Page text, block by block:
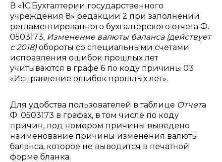
В «1С:Бухгалтерии государственного
учреждения 8» редакции 2 при заполнении
регламентированного бухгалтерского отчета Ф.
0503173, Изменение валюты баланса (действует
с 2018)обороты со специальными счетами
исправления ошибок прошлых лет
учитываются в графе 6 по коду причины 03
«Исправление ошибок прошлых лет».
Для удобства пользователей в таблице Отчета
Ф. 0503173 в графах, в том числе по коду
причин, под номером причины выведено
наименование причины изменения валюты
баланса, которое не выводится в печатной
форме бланка.